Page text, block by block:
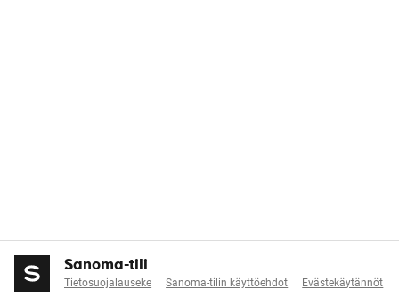
Sanoma-tili
Tietosuojalauseke Sanoma-tilin käyttöehdot Evästekäytännöt